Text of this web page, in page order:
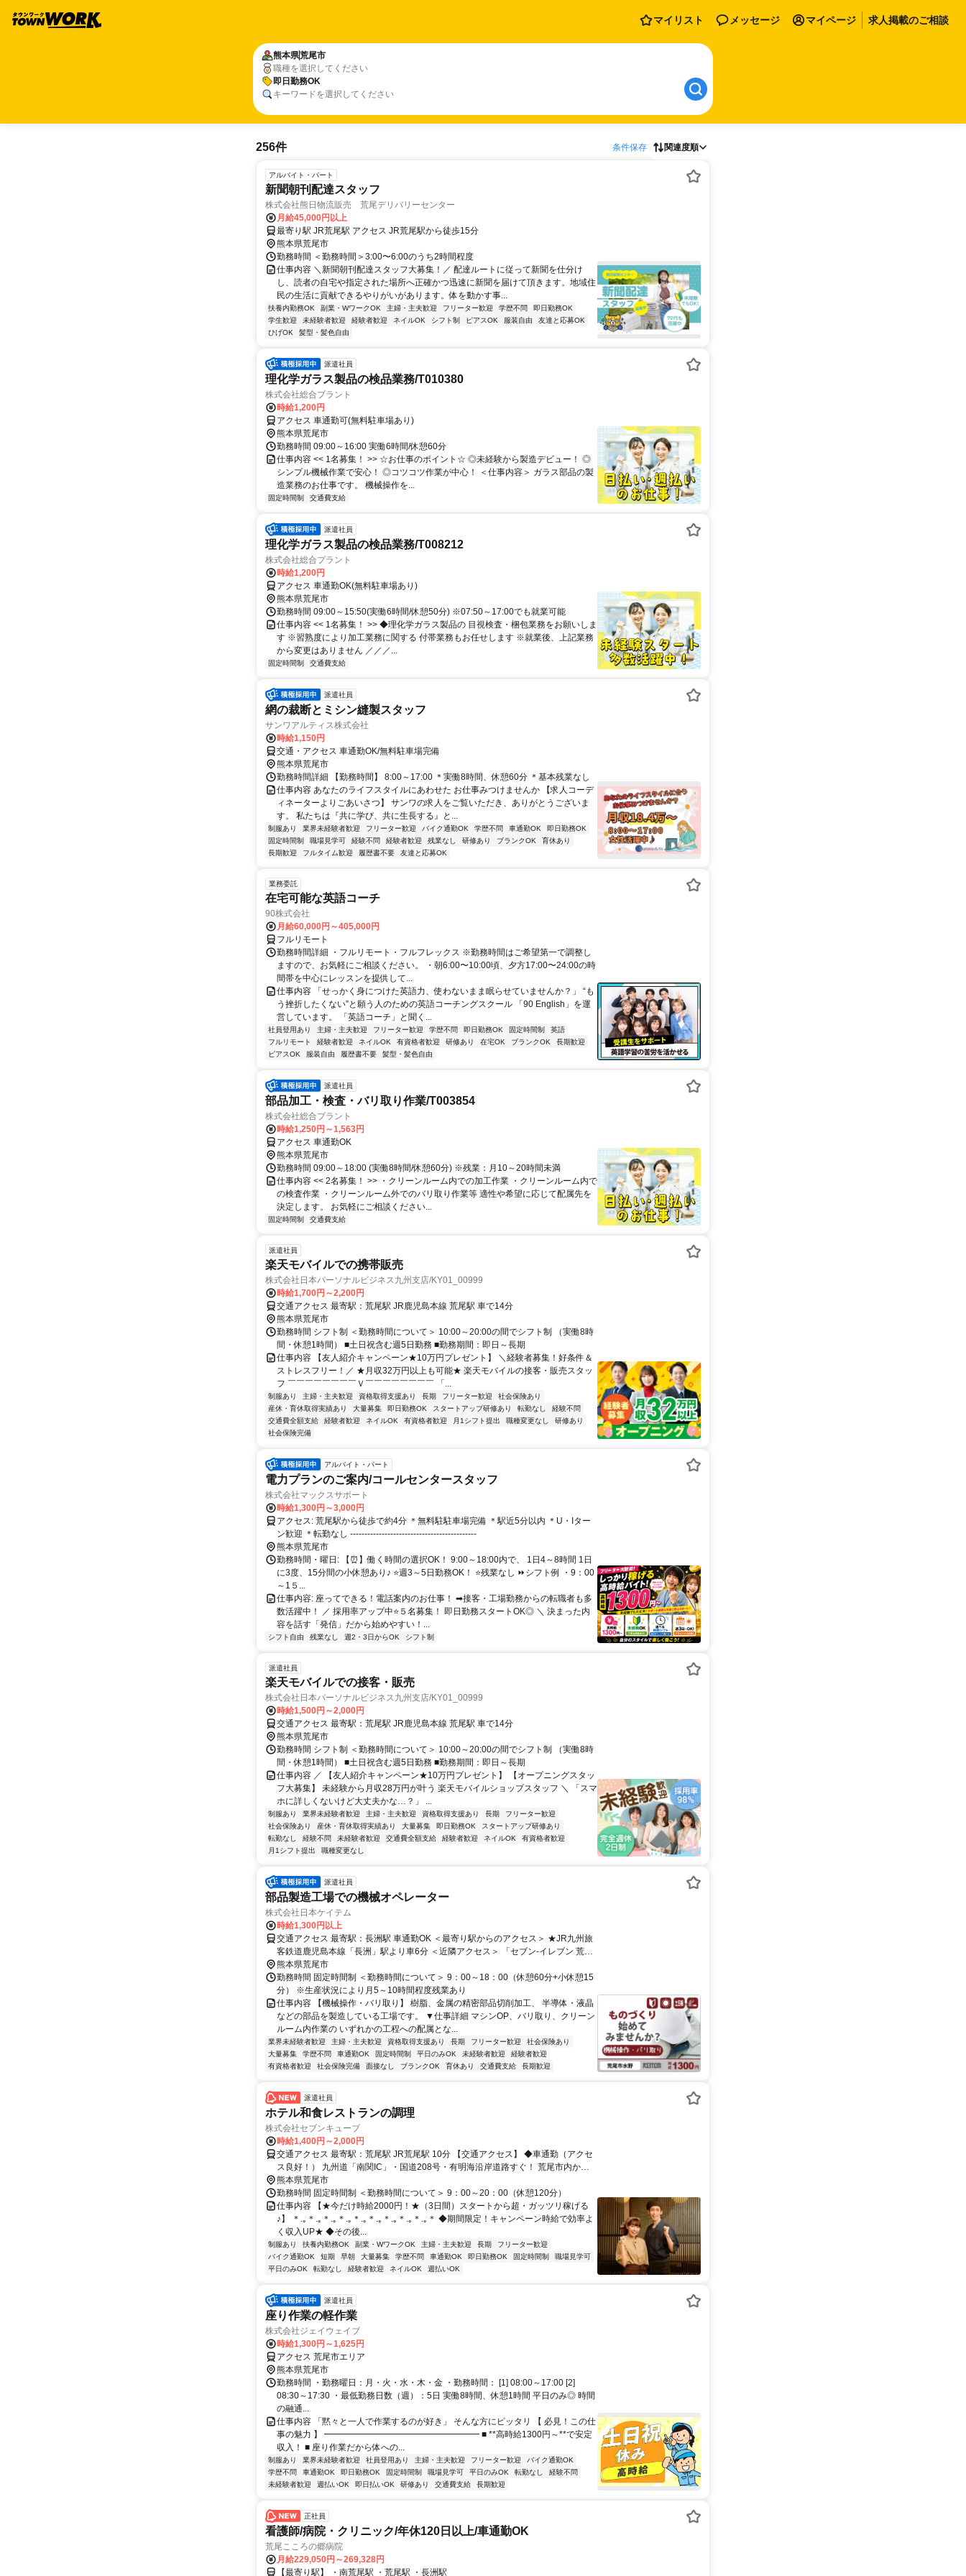
マイリスト メッセージ マイページ 求人掲載のご相談
熊本県荒尾市
職種を選択してください
即日勤務OK
キーワードを選択してください
256件 条件保存 関連度順
アルバイト・パート
新聞朝刊配達スタッフ
株式会社熊日物流販売 荒尾デリバリーセンター
月給45,000円以上
最寄り駅 JR荒尾駅 アクセス JR荒尾駅から徒歩15分
熊本県荒尾市
勤務時間 ＜勤務時間＞3:00〜6:00のうち2時間程度
仕事内容 ＼新聞朝刊配達スタッフ大募集！／ 配達ルートに従って新聞を仕分け
し、読者の自宅や指定された場所へ正確かつ迅速に新聞を届けて頂きます。地域住
民の生活に貢献できるやりがいがあります。体を動かす事...
扶養内勤務OK 副業・WワークOK 主婦・主夫歓迎 フリーター歓迎 学歴不問
即日勤務OK
学生歓迎
未経験者歓迎 経験者歓迎 ネイルOK シフト制 ピアスOK 服装自由
友達と応募OK
ひげOK
髪型・髪色自由
派遣社員
理化学ガラス製品の検品業務/T010380
株式会社総合プラント
時給1,200円
アクセス 車通勤可(無料駐車場あり)
熊本県荒尾市
勤務時間 09:00～16:00 実働6時間/休憩60分
仕事内容 << 1名募集！ >> ☆お仕事のポイント☆ ◎未経験から製造デビュー！ ◎
シンプル機械作業で安心！ ◎コツコツ作業が中心！ ＜仕事内容＞ ガラス部品の製
造業務のお仕事です。 機械操作を...
固定時間制 交通費支給
派遣社員
理化学ガラス製品の検品業務/T008212
株式会社総合プラント
時給1,200円
アクセス 車通勤OK(無料駐車場あり)
熊本県荒尾市
勤務時間 09:00～15:50(実働6時間/休憩50分) ※07:50～17:00でも就業可能
仕事内容 << 1名募集！ >> ◆理化学ガラス製品の 目視検査・梱包業務をお願いしま
す ※習熟度により加工業務に関する 付帯業務もお任せします ※就業後、上記業務
から変更はありません ／／／...
固定時間制 交通費支給
派遣社員
網の裁断とミシン縫製スタッフ
サンワアルティス株式会社
時給1,150円
交通・アクセス 車通勤OK/無料駐車場完備
熊本県荒尾市
勤務時間詳細 【勤務時間】 8:00～17:00 ＊実働8時間、休憩60分 ＊基本残業なし
仕事内容 あなたのライフスタイルにあわせた お仕事みつけませんか 【求人コーデ
ィネーターよりごあいさつ】 サンワの求人をご覧いただき、ありがとうございま
す。 私たちは『共に学び、共に生長する』と...
制服あり 業界未経験者歓迎 フリーター歓迎 バイク通勤OK 学歴不問 車通勤OK
即日勤務OK
固定時間制
職場見学可 経験不問 経験者歓迎 残業なし 研修あり ブランクOK
育休あり
長期歓迎
フルタイム歓迎 履歴書不要 友達と応募OK
業務委託
在宅可能な英語コーチ
90株式会社
月給60,000円～405,000円
フルリモート
勤務時間詳細 ・フルリモート・フルフレックス ※勤務時間はご希望第一で調整し
ますので、お気軽にご相談ください。 ・朝6:00〜10:00頃、夕方17:00〜24:00の時
間帯を中心にレッスンを提供して...
仕事内容 「せっかく身につけた英語力、使わないまま眠らせていませんか？」 “も
う挫折したくない”と願う人のための英語コーチングスクール 「90 English」を運
営しています。 「英語コーチ」と聞く...
社員登用あり 主婦・主夫歓迎 フリーター歓迎 学歴不問 即日勤務OK 固定時間制
英語
フルリモート
経験者歓迎 ネイルOK 有資格者歓迎 研修あり 在宅OK ブランクOK
長期歓迎
ピアスOK
服装自由 履歴書不要 髪型・髪色自由
派遣社員
部品加工・検査・バリ取り作業/T003854
株式会社総合プラント
時給1,250円～1,563円
アクセス 車通勤OK
熊本県荒尾市
勤務時間 09:00～18:00 (実働8時間/休憩60分) ※残業：月10～20時間未満
仕事内容 << 2名募集！ >> ・クリーンルーム内での加工作業 ・クリーンルーム内で
の検査作業 ・クリーンルーム外でのバリ取り作業等 適性や希望に応じて配属先を
決定します。 お気軽にご相談ください...
固定時間制 交通費支給
派遣社員
楽天モバイルでの携帯販売
株式会社日本パーソナルビジネス九州支店/KY01_00999
時給1,700円～2,200円
交通アクセス 最寄駅：荒尾駅 JR鹿児島本線 荒尾駅 車で14分
熊本県荒尾市
勤務時間 シフト制 ＜勤務時間について＞ 10:00～20:00の間でシフト制 （実働8時
間・休憩1時間） ■土日祝含む週5日勤務 ■勤務期間：即日～長期
仕事内容 【友人紹介キャンペーン★10万円プレゼント】 ＼経験者募集！好条件＆
ストレスフリー！／ ★月収32万円以上も可能★ 楽天モバイルの接客・販売スタッ
フ ￣￣￣￣￣￣￣￣Ｖ￣￣￣￣￣￣￣￣ 「...
制服あり 主婦・主夫歓迎 資格取得支援あり 長期 フリーター歓迎
社会保険あり
産休・育休取得実績あり
大量募集 即日勤務OK スタートアップ研修あり 転勤なし
経験不問
交通費全額支給
経験者歓迎 ネイルOK 有資格者歓迎 月1シフト提出 職種変更なし
研修あり
社会保険完備
アルバイト・パート
電力プランのご案内/コールセンタースタッフ
株式会社マックスサポート
時給1,300円～3,000円
アクセス: 荒尾駅から徒歩で約4分 ＊無料駐駐車場完備 ＊駅近5分以内 ＊U・Iター
ン歓迎 ＊転勤なし --------------------------------------------
熊本県荒尾市
勤務時間・曜日: 【⏰】働く時間の選択OK！ 9:00～18:00内で、 1日4～8時間 1日
に3度、15分間の小休憩あり♪ ⭐️週3～5日勤務OK！ ⭐️残業なし ⏩シフト例 ・9：00
～1５...
仕事内容: 座ってできる！電話案内のお仕事！ ➡接客・工場勤務からの転職者も多
数活躍中！ ／ 採用率アップ中⭐️５名募集！ 即日勤務スタートOK◎ ＼ 決まった内
容を話す「発信」だから始めやすい！...
シフト自由 残業なし 週2・3日からOK シフト制
派遣社員
楽天モバイルでの接客・販売
株式会社日本パーソナルビジネス九州支店/KY01_00999
時給1,500円～2,000円
交通アクセス 最寄駅：荒尾駅 JR鹿児島本線 荒尾駅 車で14分
熊本県荒尾市
勤務時間 シフト制 ＜勤務時間について＞ 10:00～20:00の間でシフト制 （実働8時
間・休憩1時間） ■土日祝含む週5日勤務 ■勤務期間：即日～長期
仕事内容 ／ 【友人紹介キャンペーン★10万円プレゼント】 【オープニングスタッ
フ大募集】 未経験から月収28万円が叶う 楽天モバイルショップスタッフ ＼ 「スマ
ホに詳しくないけど大丈夫かな…？」 ...
制服あり 業界未経験者歓迎 主婦・主夫歓迎 資格取得支援あり 長期
フリーター歓迎
社会保険あり
産休・育休取得実績あり 大量募集 即日勤務OK
スタートアップ研修あり
転勤なし
経験不問 未経験者歓迎 交通費全額支給 経験者歓迎 ネイルOK
有資格者歓迎
月1シフト提出
職種変更なし
派遣社員
部品製造工場での機械オペレーター
株式会社日本ケイテム
時給1,300円以上
交通アクセス 最寄駅：長洲駅 車通勤OK ＜最寄り駅からのアクセス＞ ★JR九州旅
客鉄道鹿児島本線「長洲」駅より車6分 ＜近隣アクセス＞ 「セブン-イレブン 荒尾
熊本県荒尾市
勤務時間 固定時間制 ＜勤務時間について＞ 9：00～18：00（休憩60分+小休憩15
分） ※生産状況により月5～10時間程度残業あり
仕事内容 【機械操作・バリ取り】 樹脂、金属の精密部品切削加工、 半導体・液晶
などの部品を製造している工場です。 ▼仕事詳細 マシンOP、バリ取り、クリーン
ルーム内作業の いずれかの工程への配属とな...
業界未経験者歓迎 主婦・主夫歓迎 資格取得支援あり 長期 フリーター歓迎
社会保険あり
大量募集
学歴不問 車通勤OK 固定時間制 平日のみOK 未経験者歓迎
経験者歓迎
有資格者歓迎
社会保険完備 面接なし ブランクOK 育休あり 交通費支給 長期歓迎
派遣社員
ホテル和食レストランの調理
株式会社セブンキューブ
時給1,400円～2,000円
交通アクセス 最寄駅：荒尾駅 JR荒尾駅 10分 【交通アクセス】 ◆車通勤（アクセ
ス良好！） 九州道「南関IC」・国道208号・有明海沿岸道路すぐ！ 荒尾市内から
約5〜10分、大牟田市から約10〜15分、玉名市・長洲町・南関町から約15〜25分
◆電車 JR鹿児島本線「荒尾駅」より車8分／JR・西鉄「大牟田駅」より車15分
熊本県荒尾市
勤務時間 固定時間制 ＜勤務時間について＞ 9：00～20：00（休憩120分）
仕事内容 【★今だけ時給2000円！★（3日間）スタートから超・ガッツリ稼げる
♪】 ＊.｡＊.｡＊.｡＊.｡＊.｡＊.｡＊.｡＊.｡＊.｡＊ ◆期間限定！キャンペーン時給で効率よ
く収入UP★ ◆その後...
制服あり 扶養内勤務OK 副業・WワークOK 主婦・主夫歓迎 長期
フリーター歓迎
バイク通勤OK
短期 早朝 大量募集 学歴不問 車通勤OK 即日勤務OK 固定時間制
職場見学可
平日のみOK
転勤なし 経験者歓迎 ネイルOK 週払いOK
派遣社員
座り作業の軽作業
株式会社ジェイウェイブ
時給1,300円～1,625円
アクセス 荒尾市エリア
熊本県荒尾市
勤務時間 ・勤務曜日：月・火・水・木・金 ・勤務時間： [1] 08:00～17:00 [2]
08:30～17:30 ・最低勤務日数（週）：5日 実働8時間、休憩1時間 平日のみ◎ 時間
の融通...
仕事内容 「黙々と一人で作業するのが好き」 そんな方にピッタリ 【 必見！この仕
事の魅力 】 ━━━━━━━━━━━━━━━━━━ ■ **高時給1300円～**で安定
収入！ ■ 座り作業だから体への...
制服あり 業界未経験者歓迎 社員登用あり 主婦・主夫歓迎 フリーター歓迎
バイク通勤OK
学歴不問
車通勤OK 即日勤務OK 固定時間制 職場見学可 平日のみOK 転勤なし
経験不問
未経験者歓迎
週払いOK 即日払いOK 研修あり 交通費支給 長期歓迎
正社員
看護師/病院・クリニック/年休120日以上/車通勤OK
荒尾こころの郷病院
月給229,050円～269,328円
【最寄り駅】 ・南荒尾駅 ・荒尾駅 ・長洲駅